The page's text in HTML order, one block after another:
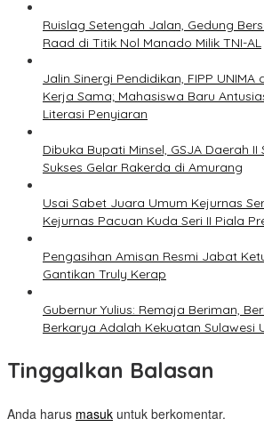
Ruislag Setengah Jalan, Gedung
Raad di Titik Nol Manado Milik TNI-AL
Jalin Sinergi Pendidikan, FIPP UNIMA
Kerja Sama; Mahasiswa Baru
Literasi Penyiaran
Dibuka Bupati Minsel, GSJA Daerah
Sukses Gelar Rakerda di Amurang
Usai Sabet Juara Umum Kejurnas
Kejurnas Pacuan Kuda Seri II Piala
Pengasihan Amisan Resmi Jabat
Gantikan Truly Kerap
Gubernur Yulius: Remaja Beriman,
Berkarya Adalah Kekuatan Sulawesi
Tinggalkan Balasan
Anda harus masuk untuk berkomentar.